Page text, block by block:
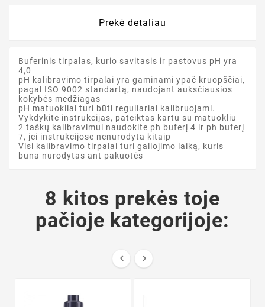
Prekė detaliau
Buferinis tirpalas, kurio savitasis ir pastovus pH yra
4,0
pH kalibravimo tirpalai yra gaminami ypač kruopščiai,
pagal ISO 9002 standartą, naudojant auksčiausios
kokybės medžiagas
pH matuokliai turi būti reguliariai kalibruojami.
Vykdykite instrukcijas, pateiktas kartu su matuokliu
2 taškų kalibravimui naudokite ph buferį 4 ir ph buferį
7, jei instrukcijose nenurodyta kitaip
Visi kalibravimo tirpalai turi galiojimo laiką, kuris
būna nurodytas ant pakuotės
8 kitos prekės toje
pačioje kategorijoje:
 